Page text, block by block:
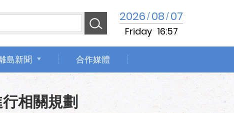
2026/08/07
Friday 16:57
島新聞 合作媒體
相關規劃